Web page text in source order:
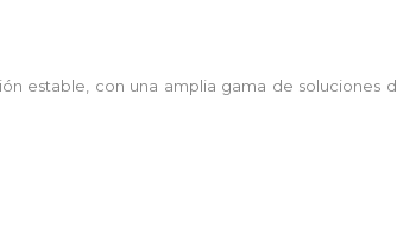
estable, con una amplia gama de